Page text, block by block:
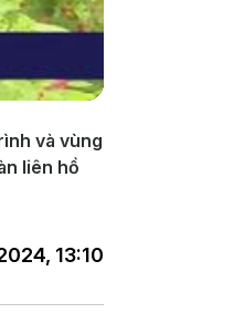
và vùng
liên hồ
13:10